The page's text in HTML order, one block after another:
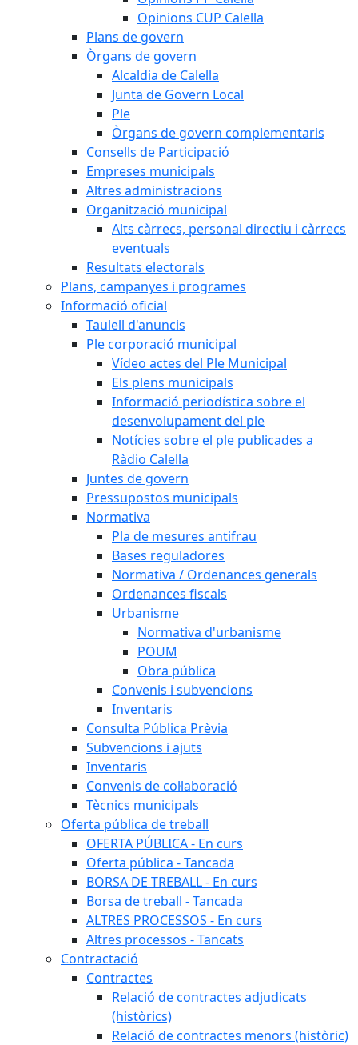
Opinions CUP Calella
Plans de govern
Òrgans de govern
Alcaldia de Calella
Junta de Govern Local
Ple
Òrgans de govern complementaris
Consells de Participació
Empreses municipals
Altres administracions
Organització municipal
Alts càrrecs, personal directiu i càrrecs
eventuals
Resultats electorals
Plans, campanyes i programes
Informació oficial
Taulell d'anuncis
Ple corporació municipal
Vídeo actes del Ple Municipal
Els plens municipals
Informació periodística sobre el
desenvolupament del ple
Notícies sobre el ple publicades a
Ràdio Calella
Juntes de govern
Pressupostos municipals
Normativa
Pla de mesures antifrau
Bases reguladores
Normativa / Ordenances generals
Ordenances fiscals
Urbanisme
Normativa d'urbanisme
POUM
Obra pública
Convenis i subvencions
Inventaris
Consulta Pública Prèvia
Subvencions i ajuts
Inventaris
Convenis de col·laboració
Tècnics municipals
Oferta pública de treball
OFERTA PÚBLICA - En curs
Oferta pública - Tancada
BORSA DE TREBALL - En curs
Borsa de treball - Tancada
ALTRES PROCESSOS - En curs
Altres processos - Tancats
Contractació
Contractes
Relació de contractes adjudicats
(històrics)
Relació de contractes menors (històric)